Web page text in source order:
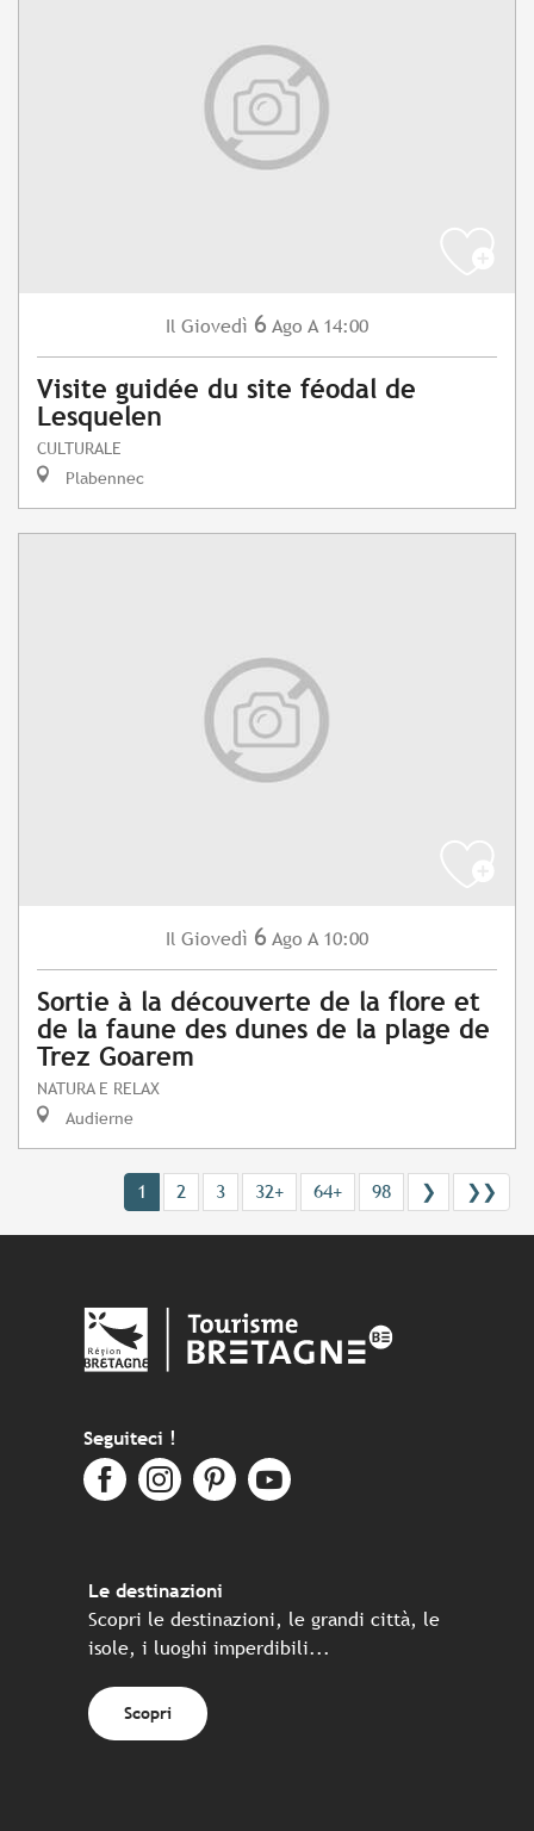
Il Giovedì 6 Ago A 14:00
Visite guidée du site féodal de
Lesquelen
CULTURALE
Plabennec
Il Giovedì 6 Ago A 10:00
Sortie à la découverte de la flore et
de la faune des dunes de la plage de
Trez Goarem
NATURA E RELAX
Audierne
1 2 3 32+ 64+ 98 ❯ ❯❯
Seguiteci !
Le destinazioni
Scopri le destinazioni, le grandi città, le
isole, i luoghi imperdibili...
Scopri